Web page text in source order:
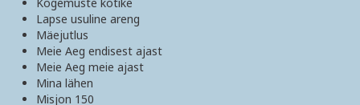
Kogemuste kotike
Lapse usuline areng
Mäejutlus
Meie Aeg endisest ajast
Meie Aeg meie ajast
Mina lähen
Misjon 150